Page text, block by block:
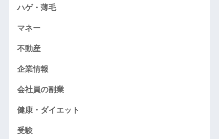
ハゲ・薄毛
マネー
不動産
企業情報
会社員の副業
健康・ダイエット
受験